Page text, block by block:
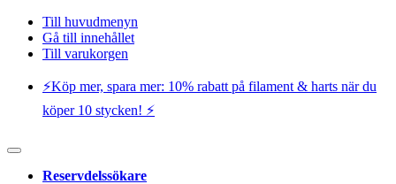
Till huvudmenyn
Gå till innehållet
Till varukorgen
⚡️Köp mer, spara mer: 10% rabatt på filament & harts när du
köper 10 stycken! ⚡️
Reservdelssökare